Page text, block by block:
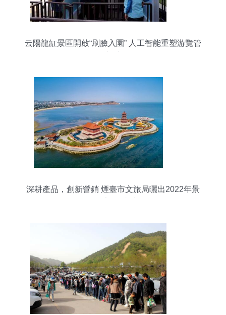
云陽龍缸景區開啟“刷臉入園” 人工智能重塑游覽管
深耕產品，創新營銷 煙臺市文旅局曬出2022年景